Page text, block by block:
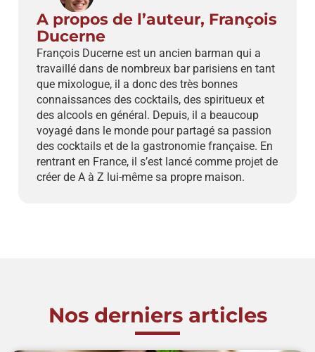
A propos de l’auteur, François
Ducerne
François Ducerne est un ancien barman qui a
travaillé dans de nombreux bar parisiens en tant
que mixologue, il a donc des très bonnes
connaissances des cocktails, des spiritueux et
des alcools en général. Depuis, il a beaucoup
voyagé dans le monde pour partagé sa passion
des cocktails et de la gastronomie française. En
rentrant en France, il s’est lancé comme projet de
créer de A à Z lui-même sa propre maison.
Nos derniers articles